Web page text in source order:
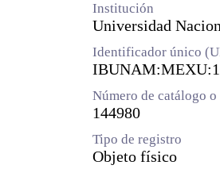
Institución
Universidad
Identificador único
Número de catálogo
144980
Tipo de registro
Objeto físico